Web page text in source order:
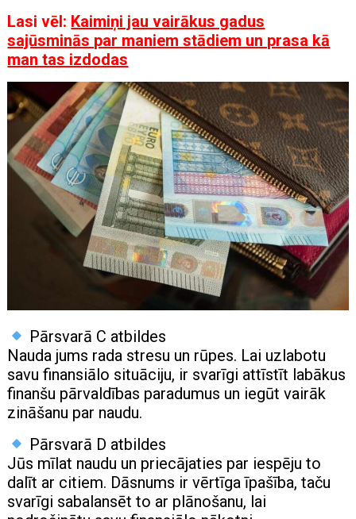
Lasi vēl: Kaimiņi jau vairākus gadus
sajūsminās par maniem stādiem un prasa kā
man tas izdodas
Pārsvarā C atbildes
Nauda jums rada stresu un rūpes. Lai uzlabotu
savu finansiālo situāciju, ir svarīgi attīstīt labākus
finanšu pārvaldības paradumus un iegūt vairāk
zināšanu par naudu.
Pārsvarā D atbildes
Jūs mīlat naudu un priecājaties par iespēju to
dalīt ar citiem. Dāsnums ir vērtīga īpašība, taču
svarīgi sabalansēt to ar plānošanu, lai